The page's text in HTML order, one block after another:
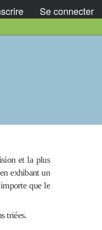
Se connecter
et la plus
exhibant un
que le
triées.